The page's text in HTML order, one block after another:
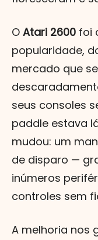
O Atari 2600 foi
popularidade,
mercado que
seus consoles
paddle estava
mudou: um
de disparo —
inúmeros
controles sem
A melhoria nos